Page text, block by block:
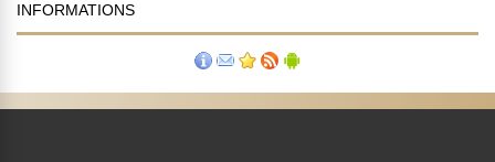
INFORMATIONS